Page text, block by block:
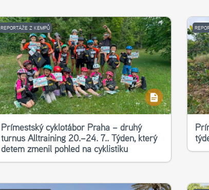
REPORTÁŽE Z KEMPŮ
Příměstský cyklotábor Praha – druhý
turnus Alltraining 20.–24. 7.. Týden, který
dětem změnil pohled na cyklistiku